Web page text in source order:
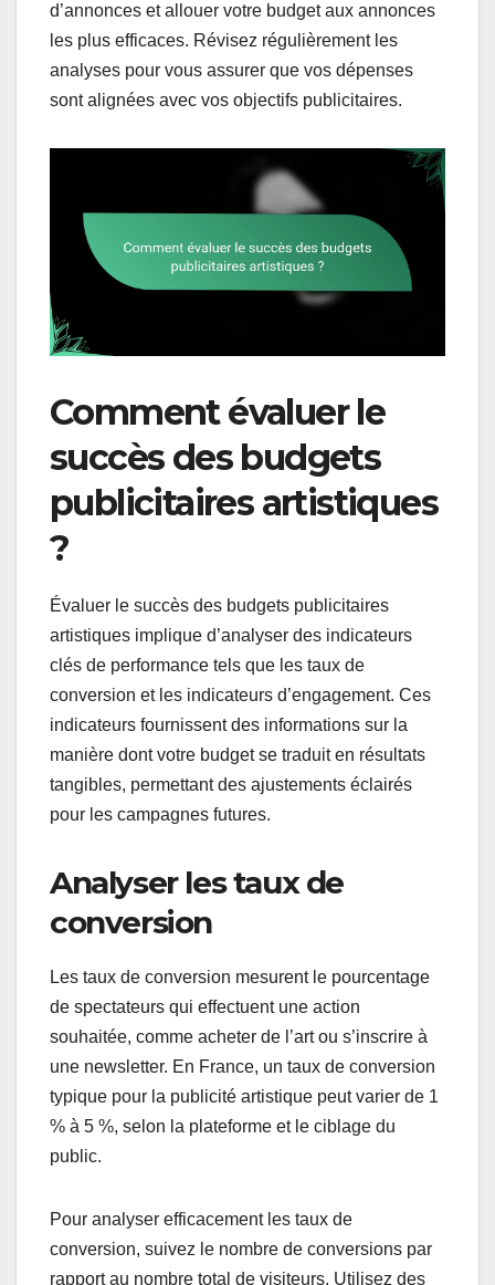
d’annonces et allouer votre budget aux annonces
les plus efficaces. Révisez régulièrement les
analyses pour vous assurer que vos dépenses
sont alignées avec vos objectifs publicitaires.
Comment évaluer le
succès des budgets
publicitaires artistiques
?
Évaluer le succès des budgets publicitaires
artistiques implique d’analyser des indicateurs
clés de performance tels que les taux de
conversion et les indicateurs d’engagement. Ces
indicateurs fournissent des informations sur la
manière dont votre budget se traduit en résultats
tangibles, permettant des ajustements éclairés
pour les campagnes futures.
Analyser les taux de
conversion
Les taux de conversion mesurent le pourcentage
de spectateurs qui effectuent une action
souhaitée, comme acheter de l’art ou s’inscrire à
une newsletter. En France, un taux de conversion
typique pour la publicité artistique peut varier de 1
% à 5 %, selon la plateforme et le ciblage du
public.
Pour analyser efficacement les taux de
conversion, suivez le nombre de conversions par
rapport au nombre total de visiteurs. Utilisez des